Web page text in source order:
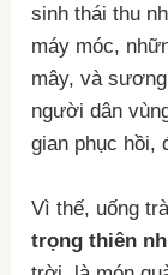
sinh thái thu
máy móc,
mây, và
người dân
gian phục hồi,
Vì thế, uống
trọng thiên